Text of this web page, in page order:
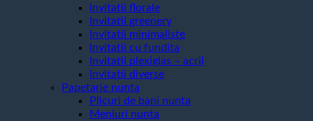
Invitatii florale
Invitatii greenery
Invitatii minimaliste
Invitatii cu fundita
Invitatii plexiglas – acril
Invitatii diverse
Papetarie nunta
Plicuri de bani nunta
Meniuri nunta